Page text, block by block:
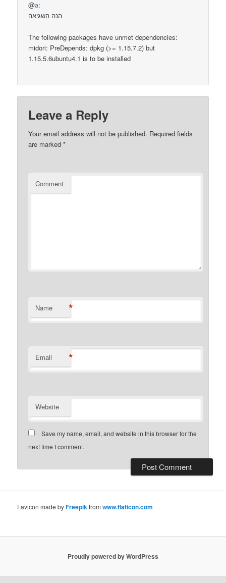
@a:
הנה השגיאה
The following packages have unmet dependencies:
midori: PreDepends: dpkg (>= 1.15.7.2) but
1.15.5.6ubuntu4.1 is to be installed
Leave a Reply
Your email address will not be published. Required fields
are marked*
Comment
Name *
Email *
Website
Save my name, email, and website in this browser for the
next time I comment.
Favicon made byFreepikfromwww.flaticon.com
Proudly powered by WordPress